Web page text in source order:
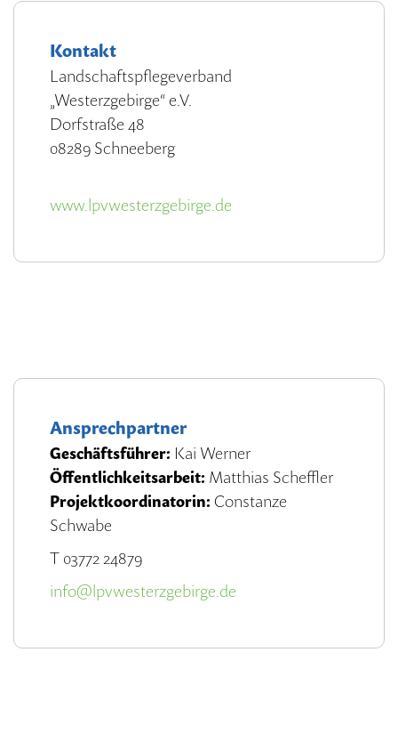
Kontakt
Landschaftspflegeverband
„Westerzgebirge“ e.V.
Dorfstraße 48
08289 Schneeberg
www.lpvwesterzgebirge.de
Ansprechpartner
Geschäftsführer: Kai Werner
Öffentlichkeitsarbeit: Matthias Scheffler
Projektkoordinatorin: Constanze
Schwabe
T 03772 24879
info@lpvwesterzgebirge.de